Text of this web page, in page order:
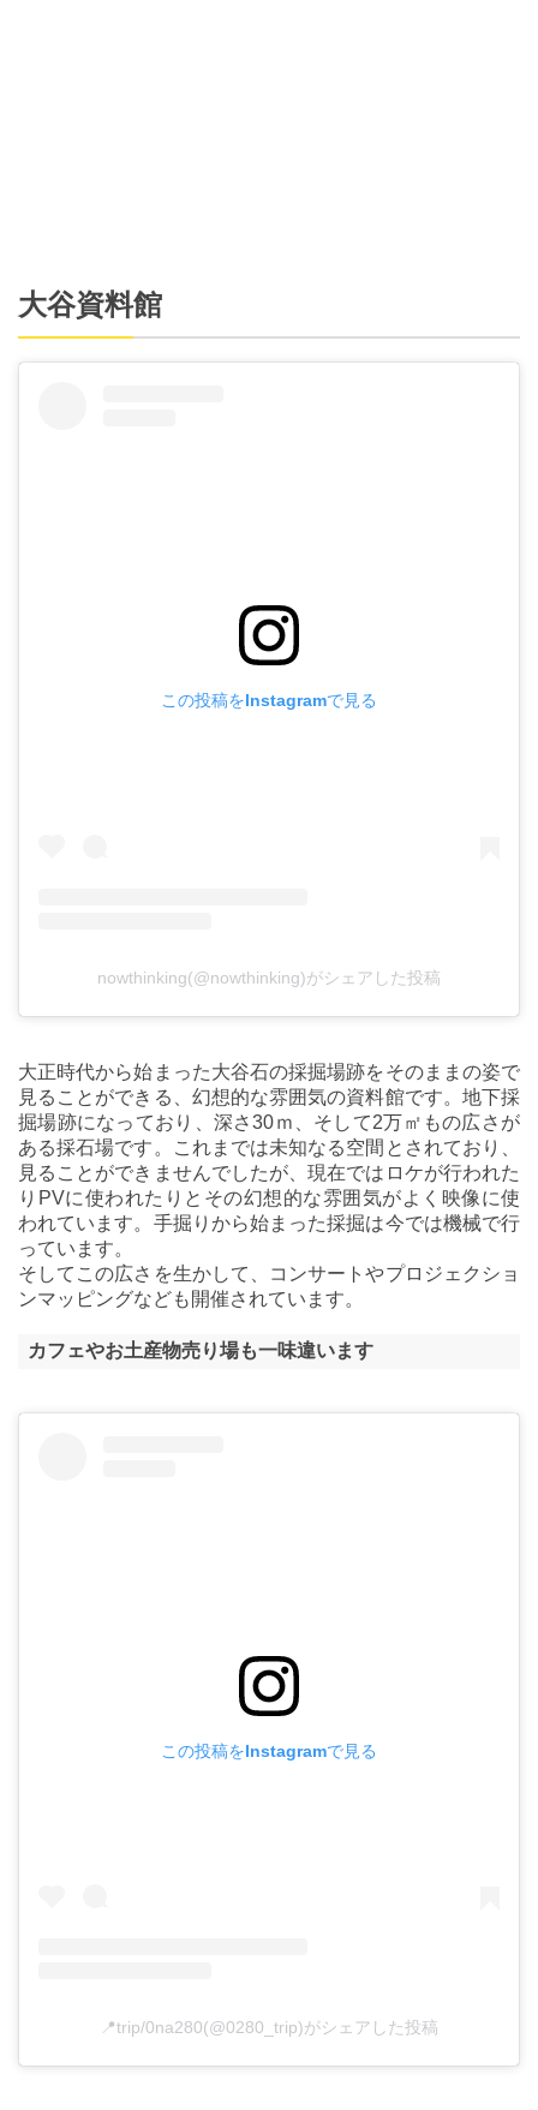
大谷資料館
この投稿をInstagramで見る
nowthinking(@nowthinking)がシェアした投稿
大正時代から始まった大谷石の採掘場跡をそのままの姿で
見ることができる、幻想的な雰囲気の資料館です。地下採
掘場跡になっており、深さ30ｍ、そして2万㎡もの広さが
ある採石場です。これまでは未知なる空間とされており、
見ることができませんでしたが、現在ではロケが行われた
りPVに使われたりとその幻想的な雰囲気がよく映像に使
われています。手掘りから始まった採掘は今では機械で行
っています。
そしてこの広さを生かして、コンサートやプロジェクショ
ンマッピングなども開催されています。
カフェやお土産物売り場も一味違います
この投稿をInstagramで見る
📍trip/0na280(@0280_trip)がシェアした投稿